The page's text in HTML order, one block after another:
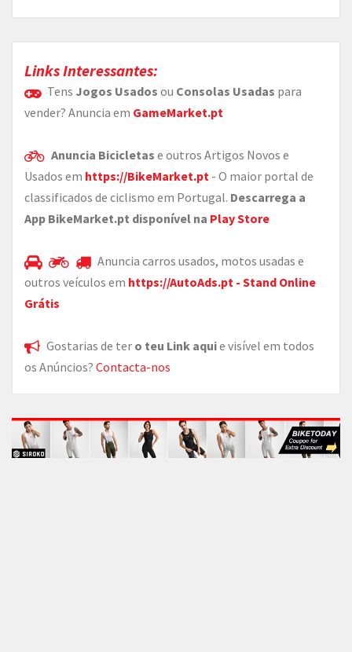
Links Interessantes:
Tens Jogos Usados ou Consolas Usadas para
vender? Anuncia em GameMarket.pt
Anuncia Bicicletas e outros Artigos Novos e
Usados em https://BikeMarket.pt - O maior portal de
classificados de ciclismo em Portugal. Descarrega a
App BikeMarket.pt disponível na Play Store
Anuncia carros usados, motos usadas e
outros veículos em https://AutoAds.pt - Stand Online
Grátis
Gostarias de ter o teu Link aquie visível em todos
os Anúncios? Contacta-nos